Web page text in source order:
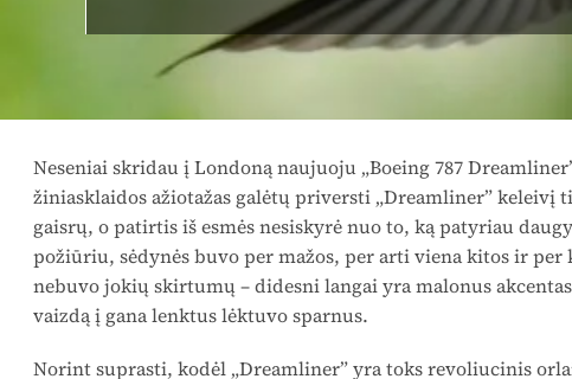
Neseniai skridau į Londoną naujuoju „Boeing 787
žiniasklaidos ažiotažas galėtų priversti „Dreamliner” keleivį
gaisrų, o patirtis iš esmės nesiskyrė nuo to, ką patyriau
požiūriu, sėdynės buvo per mažos, per arti viena kitos ir per
nebuvo jokių skirtumų – didesni langai yra malonus
vaizdą į gana lenktus lėktuvo sparnus.
Norint suprasti, kodėl „Dreamliner” yra toks revoliucinis